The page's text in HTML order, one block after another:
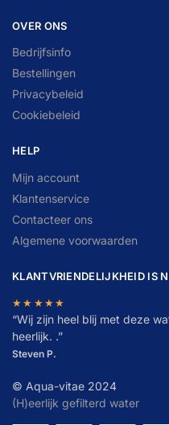
OVER ONS
Bedrijfsinfo
Bestellingen
Privacybeleid
Cookiebeleid
HELP
Mijn account
Klantenservice
Contacteer ons
Algemene voorwaarden
KLANTVRIENDELIJKHEID IS
★★★★★
“Wij zijn heel blij met deze
heerlijk. .”
Steven P.
© Aqua-vitae 2024
(H)eerlijk gefilterd water